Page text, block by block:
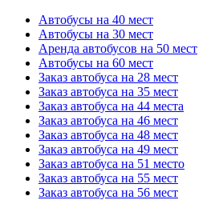
Автобусы на 40 мест
Автобусы на 30 мест
Аренда автобусов на 50 мест
Автобусы на 60 мест
Заказ автобуса на 28 мест
Заказ автобуса на 35 мест
Заказ автобуса на 44 места
Заказ автобуса на 46 мест
Заказ автобуса на 48 мест
Заказ автобуса на 49 мест
Заказ автобуса на 51 место
Заказ автобуса на 55 мест
Заказ автобуса на 56 мест